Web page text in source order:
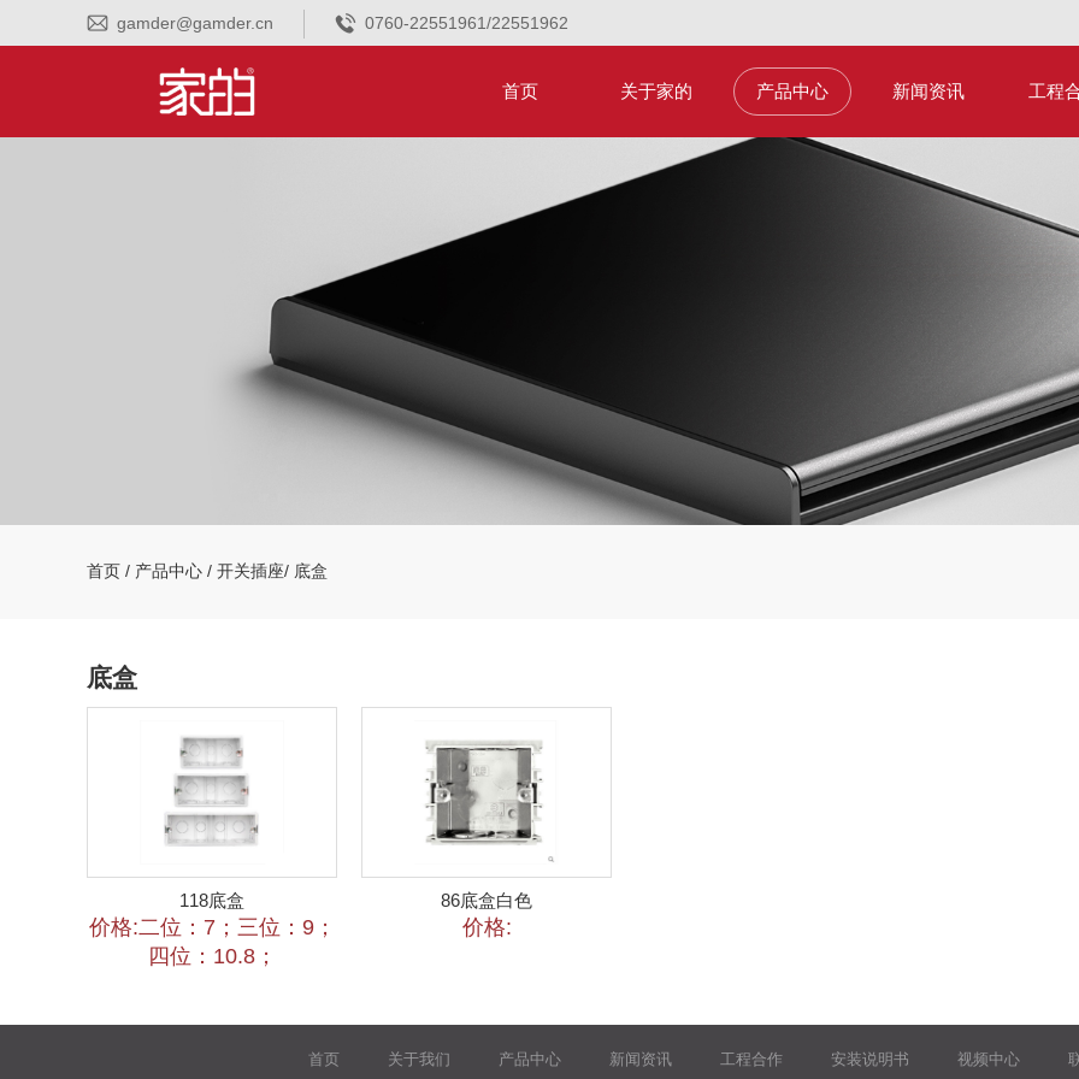
gamder@gamder.cn 0760-22551961/22551962
首页 关于家的 产品中心 新闻资讯 工程
首页 / 产品中心 / 开关插座/ 底盒
底盒
118底盒
价格:二位：7；三位：9；
四位：10.8；
86底盒白色
价格:
首页 关于我们 产品中心 新闻资讯 工程合作 安装说明书 视频中心